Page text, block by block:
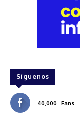
Síguenos
40,000 Fans